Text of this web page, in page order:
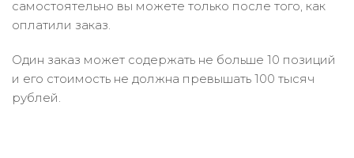
самостоятельно вы можете только после того, как
оплатили заказ.
Один заказ может содержать не больше 10 позиций
и его стоимость не должна превышать 100 тысяч
рублей.